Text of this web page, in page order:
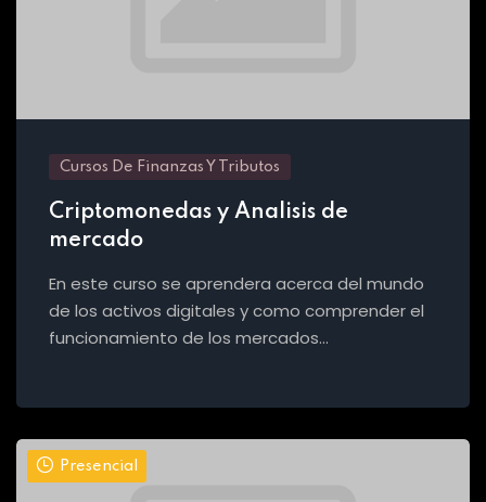
Cursos De Finanzas Y Tributos
Criptomonedas y Analisis de
mercado
En este curso se aprendera acerca del mundo
de los activos digitales y como comprender el
funcionamiento de los mercados…
Presencial